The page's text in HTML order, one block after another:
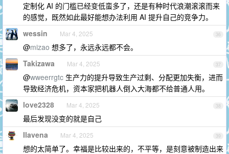
定制化 AI 的门槛已经变低蛮多了，还是有种时代浪潮滚滚而来
的感觉，既然如此最好能想办法利用 AI 提升自己的竞争力。
36
wessin Mar 4, 2025
@mizao 想多了，永远永远都不会。
37
Takizawa Mar 4, 2025
@wweerrgtc 生产力的提升导致生产过剩、分配更加失衡，进而
导致经济危机，资本家把机器人倒入大海都不给普通人用。
38
love2328 Mar 4, 2025
最后发现没变的就是自己
39
Ilavena Mar 4, 2025
想的太简单了。幸福是比较出来的，不平等，是刻意被制造出来